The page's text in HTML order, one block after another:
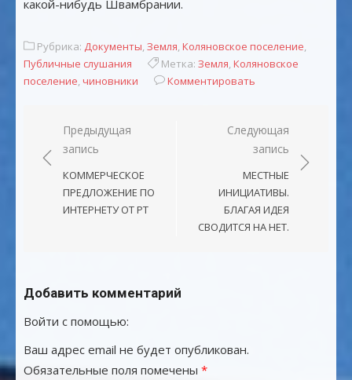
какой-нибудь Швамбрании.
Рубрика: Документы,Земля,Коляновское поселение,
Публичные слушания
Метка: Земля,Коляновское
поселение,чиновники Комментировать
Навигация
по
записям
Предыдущая
запись
КОММЕРЧЕСКОЕ
ПРЕДЛОЖЕНИЕ ПО
ИНТЕРНЕТУ ОТ РТ
Следующая
запись
МЕСТНЫЕ
ИНИЦИАТИВЫ.
БЛАГАЯ ИДЕЯ
СВОДИТСЯ НА НЕТ.
Добавить комментарий
Войти с помощью:
Ваш адрес email не будет опубликован.
Обязательные поля помечены *